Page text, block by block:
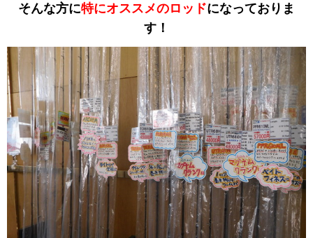
そんな方に特にオススメのロッドになっておりま
す！